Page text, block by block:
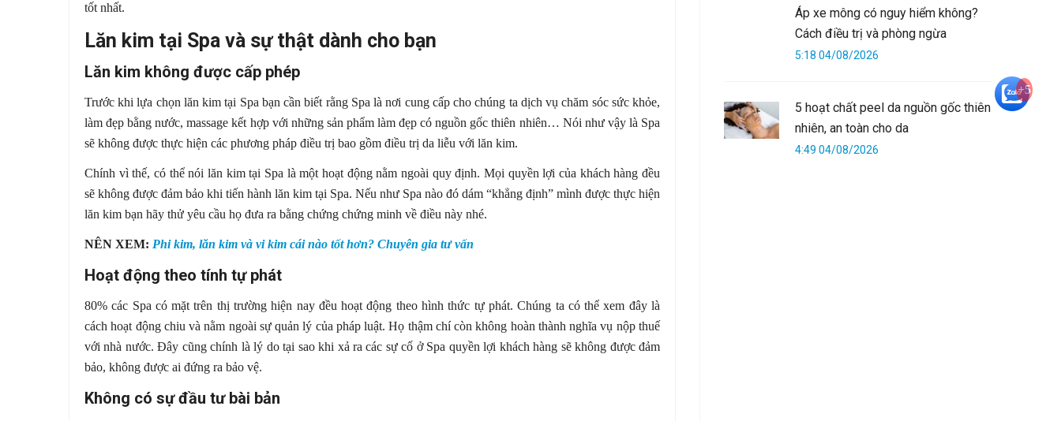
tốt nhất.
Lăn kim tại Spa và sự thật dành cho bạn
Lăn kim không được cấp phép
Trước khi lựa chọn lăn kim tại Spa bạn cần biết rằng Spa là nơi cung cấp cho chúng ta dịch vụ chăm sóc sức khỏe,
làm đẹp bằng nước, massage kết hợp với những sản phẩm làm đẹp có nguồn gốc thiên nhiên… Nói như vậy là Spa
sẽ không được thực hiện các phương pháp điều trị bao gồm điều trị da liễu với lăn kim.
Chính vì thế, có thể nói lăn kim tại Spa là một hoạt động nằm ngoài quy định. Mọi quyền lợi của khách hàng đều
sẽ không được đảm bảo khi tiến hành lăn kim tại Spa. Nếu như Spa nào đó dám “khẳng định” mình được thực hiện
lăn kim bạn hãy thử yêu cầu họ đưa ra bằng chứng chứng minh về điều này nhé.
NÊN XEM: Phi kim, lăn kim và vi kim cái nào tốt hơn? Chuyên gia tư vấn
Hoạt động theo tính tự phát
80% các Spa có mặt trên thị trường hiện nay đều hoạt động theo hình thức tự phát. Chúng ta có thể xem đây là
cách hoạt động chiu và nằm ngoài sự quản lý của pháp luật. Họ thậm chí còn không hoàn thành nghĩa vụ nộp thuế
với nhà nước. Đây cũng chính là lý do tại sao khi xả ra các sự cố ở Spa quyền lợi khách hàng sẽ không được đảm
bảo, không được ai đứng ra bảo vệ.
Không có sự đầu tư bài bản
Áp xe mông có nguy hiểm không?
Cách điều trị và phòng ngừa
5:18 04/08/2026
5 hoạt chất peel da nguồn gốc thiên
nhiên, an toàn cho da
4:49 04/08/2026
+5